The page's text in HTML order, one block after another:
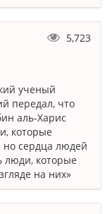
5,723
ученый
передал, что
аль-Харис
которые
но сердца людей
люди, которые
на них»